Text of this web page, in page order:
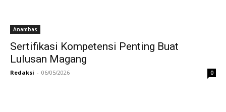
Anambas
Sertifikasi Kompetensi Penting Buat
Lulusan Magang
Redaksi - 06/05/2026 0